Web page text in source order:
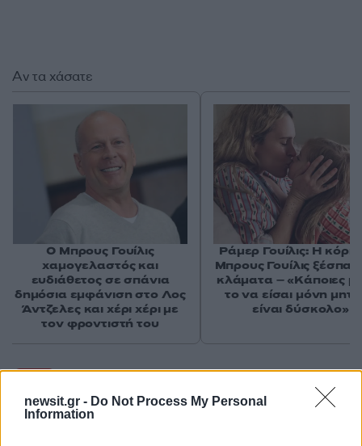
newsit.gr - Do Not Process My Personal
Information
Σχόλια
Αν τα χάσατε
Ο Μπρους Γουίλις
χαμογελαστός και
ευδιάθετος σε σπάνια
δημόσια εμφάνιση στο Λος
Άντζελες και χέρι χέρι με
τον φροντιστή του
Ράμερ Γουίλις: Η κόρη
Μπρους Γουίλις
κλάματα – «Κάποιες
το να είσαι μόνη
είναι δύσκολο»